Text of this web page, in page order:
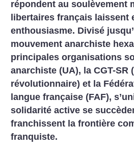
répondent au soulèvement
libertaires français laissent
enthousiasme. Divisé
mouvement anarchiste
principales organisations
anarchiste (UA), la CGT-SR
révolutionnaire) et la
langue française (FAF),
solidarité active se
franchissent la frontière
franquiste.